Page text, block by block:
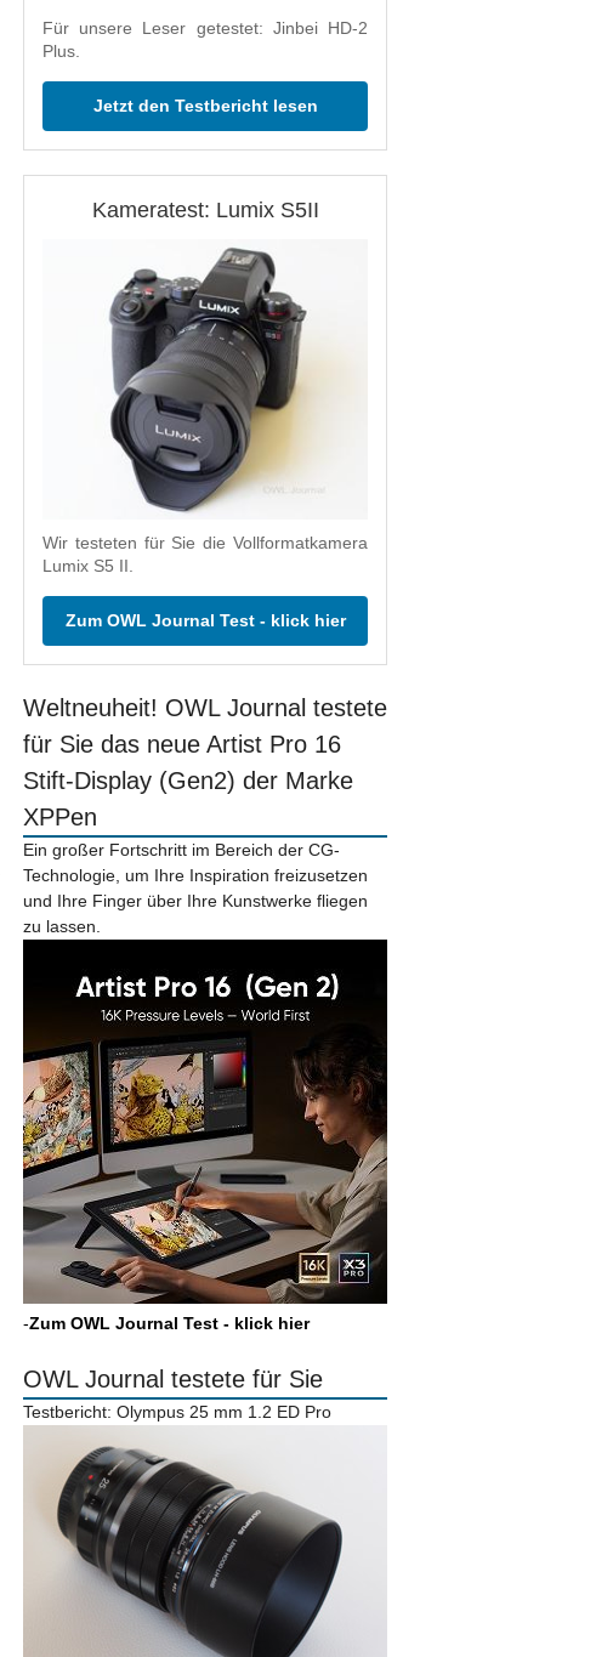
Für unsere Leser getestet: Jinbei HD-2
Plus.
Jetzt den Testbericht lesen
Kameratest: Lumix S5II
Wir testeten für Sie die Vollformatkamera
Lumix S5 II.
Zum OWL Journal Test - klick hier
Weltneuheit! OWL Journal testete
für Sie das neue Artist Pro 16
Stift-Display (Gen2) der Marke
XPPen
Ein großer Fortschritt im Bereich der CG-
Technologie, um Ihre Inspiration freizusetzen
und Ihre Finger über Ihre Kunstwerke fliegen
zu lassen.
-Zum OWL Journal Test - klick hier
OWL Journal testete für Sie
Testbericht: Olympus 25 mm 1.2 ED Pro